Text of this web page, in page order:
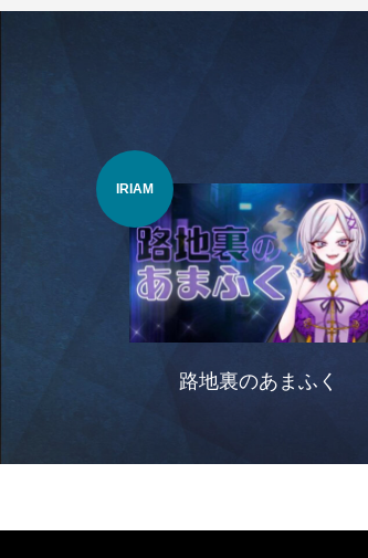
IRIAM
路地裏のあまふく